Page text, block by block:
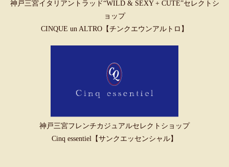
神戸三宮イタリアントラッド“WILD & SEXY + CUTE”セレクトシ
ョップ
CINQUE un ALTRO【チンクエウンアルトロ】
神戸三宮フレンチカジュアルセレクトショップ
Cinq essentiel【サンクエッセンシャル】